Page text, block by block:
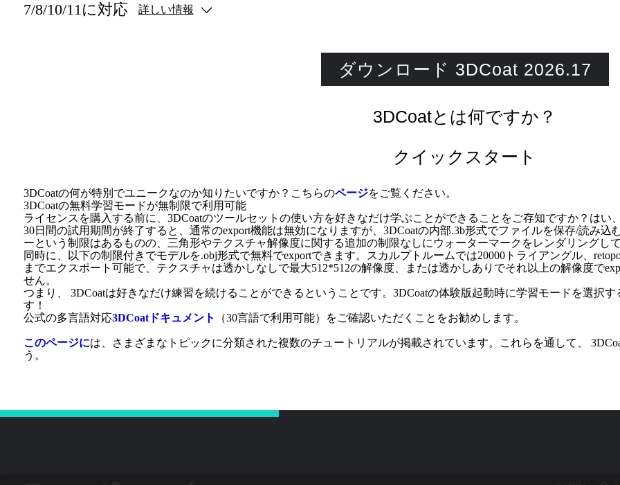
7/8/10/11に対応 詳しい情報
ダウンロード 3DCoat 2026.17
3DCoatとは何ですか？
クイックスタート
3DCoatの何が特別でユニークなのか知りたいですか？こちらのページをご覧ください。
3DCoatの無料学習モードが無制限で利用可能
ライセンスを購入する前に、3DCoatのツールセットの使い方を好きなだけ学ぶことができることをご存知ですか？はい
30日間の試用期間が終了すると、通常のexport機能は無効になりますが、3DCoatの内部.3b形式でファイルを保存/読み
ーという制限はあるものの、三角形やテクスチャ解像度に関する追加の制限なしにウォーターマークをレンダリングし
同時に、以下の制限付きでモデルを.obj形式で無料でexportできます。スカルプトルームでは20000トライアングル、
までエクスポート可能で、テクスチャは透かしなしで最大512*512の解像度、または透かしありでそれ以上の解像度で
せん。
つまり、 3DCoatは好きなだけ練習を続けることができるということです。3DCoatの体験版起動時に学習モードを選択
す！
公式の多言語対応3DCoatドキュメント （30言語で利用可能）をご確認いただくことをお勧めします。
このページには、さまざまなトピックに分類された複数のチュートリアルが掲載されています。これらを通して、
う。